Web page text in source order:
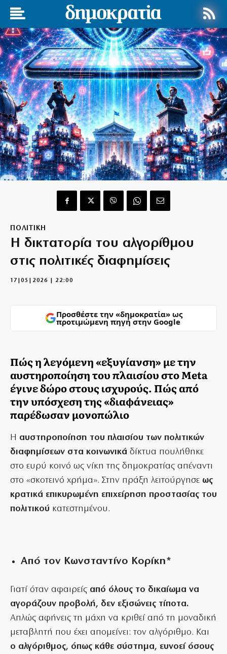
ΠΟΛΙΤΙΚΗ
Η δικτατορία του αλγορίθμου
στις πολιτικές διαφημίσεις
17|05|2026 | 22:00
Προσθέστε την «δημοκρατία» ως
προτιμώμενη πηγή στην Google
Πώς η λεγόμενη «εξυγίανση» με την
αυστηροποίηση του πλαισίου στο Meta
έγινε δώρο στους ισχυρούς. Πώς από
την υπόσχεση της «διαφάνειας»
παρέδωσαν μονοπώλιο
Η αυστηροποίηση του πλαισίου των πολιτικών
διαφημίσεων στα κοινωνικά δίκτυα πουλήθηκε
στο ευρύ κοινό ως νίκη της δημοκρατίας απέναντι
στο «σκοτεινό χρήμα». Στην πράξη λειτούργησε ως
κρατικά επικυρωμένη επιχείρηση προστασίας του
πολιτικού κατεστημένου.
Από τον Κωνσταντίνο Κορίκη*
Γιατί όταν αφαιρείςαπό όλους το δικαίωμα να
αγοράζουν προβολή, δεν εξισώνεις τίποτα.
Απλώς αφήνεις τη μάχη να κριθεί από τη μοναδική
μεταβλητή που έχει απομείνει: τον αλγόριθμο. Και
ο αλγόριθμος, όπως κάθε σύστημα, ευνοεί όσους